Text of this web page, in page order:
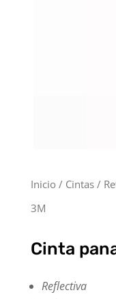
Inicio / Cintas/
3M
Cinta
Reflectiva